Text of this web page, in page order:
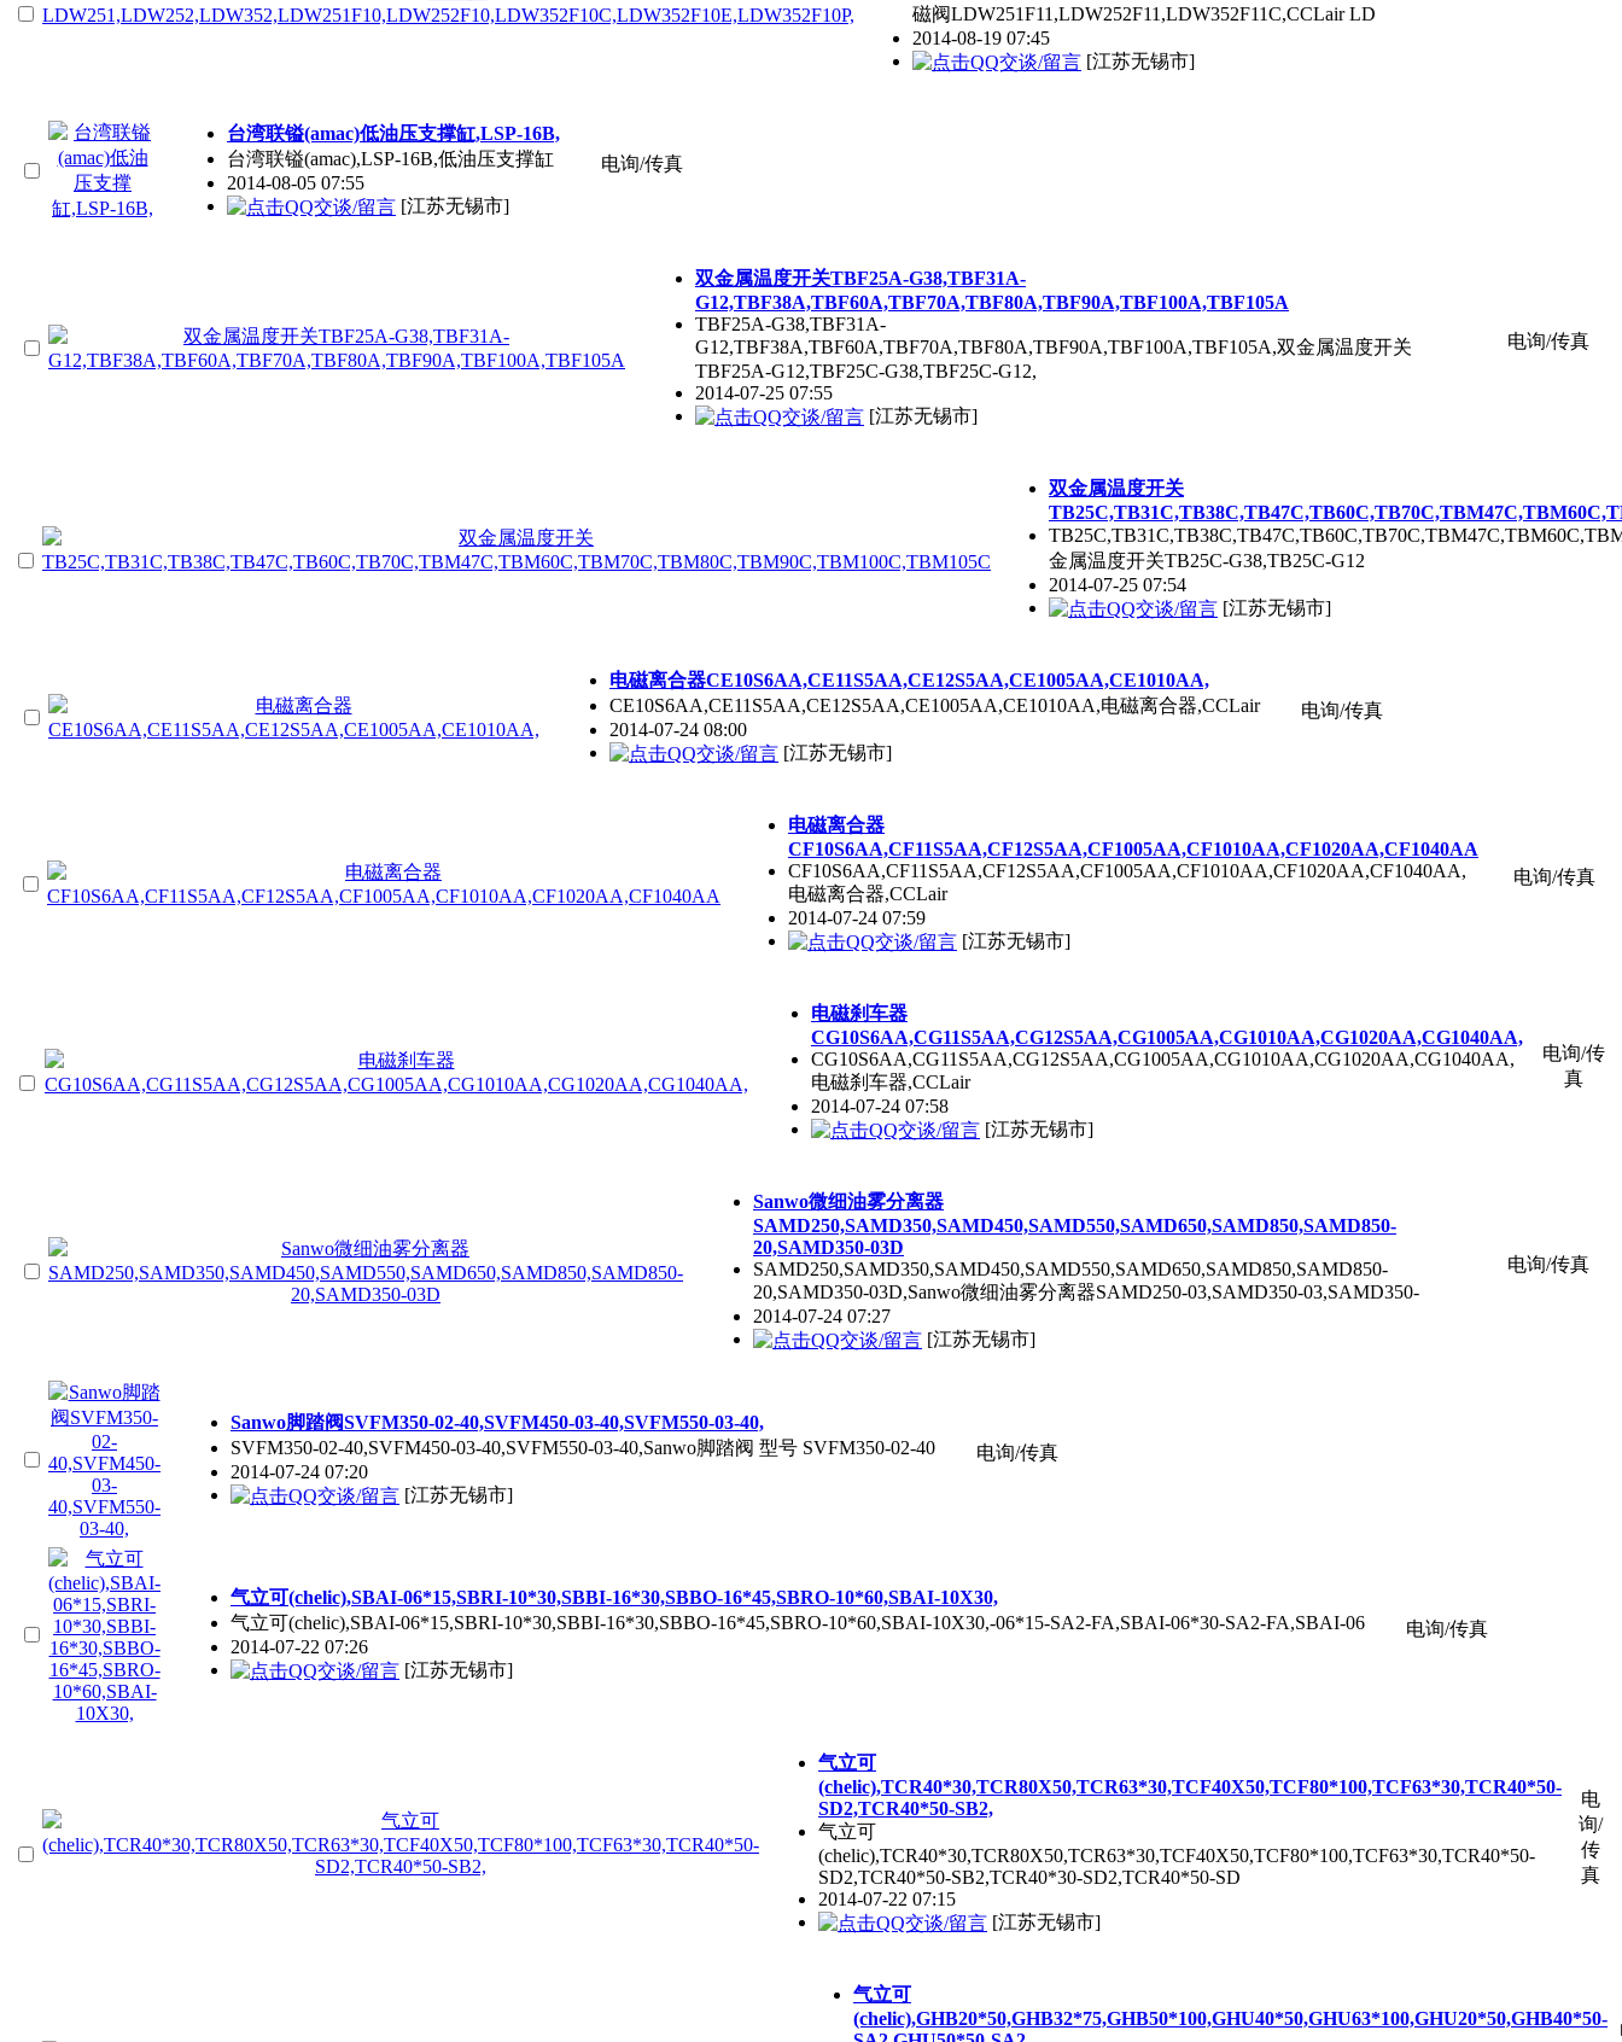
磁阀LDW251F11,LDW252F11,LDW352F11C,CCLair LD
2014-08-19 07:45
[江苏无锡市]
台湾联镒(amac)低油压支撑缸,LSP-16B,
台湾联镒(amac),LSP-16B,低油压支撑缸
2014-08-05 07:55
[江苏无锡市]
电询/传真
双金属温度开关TBF25A-G38,TBF31A-
G12,TBF38A,TBF60A,TBF70A,TBF80A,TBF90A,TBF100A,TBF105A
TBF25A-G38,TBF31A-
G12,TBF38A,TBF60A,TBF70A,TBF80A,TBF90A,TBF100A,TBF105A,双金属温度开关
TBF25A-G12,TBF25C-G38,TBF25C-G12,
2014-07-25 07:55
[江苏无锡市]
电询/传真
双金属温度开关
金属温度开关TB25C-G38,TB25C-G12
2014-07-25 07:54
[江苏无锡市]
电磁离合器CE10S6AA,CE11S5AA,CE12S5AA,CE1005AA,CE1010AA,
CE10S6AA,CE11S5AA,CE12S5AA,CE1005AA,CE1010AA,电磁离合器,CCLair
2014-07-24 08:00
[江苏无锡市]
电询/传真
电磁离合器
CF10S6AA,CF11S5AA,CF12S5AA,CF1005AA,CF1010AA,CF1020AA,CF1040AA
CF10S6AA,CF11S5AA,CF12S5AA,CF1005AA,CF1010AA,CF1020AA,CF1040AA,
电磁离合器,CCLair
2014-07-24 07:59
[江苏无锡市]
电询/传真
电磁刹车器
CG10S6AA,CG11S5AA,CG12S5AA,CG1005AA,CG1010AA,CG1020AA,CG1040AA,
CG10S6AA,CG11S5AA,CG12S5AA,CG1005AA,CG1010AA,CG1020AA,CG1040AA,
电磁刹车器,CCLair
2014-07-24 07:58
[江苏无锡市]
电询/传
真
Sanwo微细油雾分离器
SAMD250,SAMD350,SAMD450,SAMD550,SAMD650,SAMD850,SAMD850-
20,SAMD350-03D
SAMD250,SAMD350,SAMD450,SAMD550,SAMD650,SAMD850,SAMD850-
20,SAMD350-03D,Sanwo微细油雾分离器SAMD250-03,SAMD350-03,SAMD350-
2014-07-24 07:27
[江苏无锡市]
电询/传真
Sanwo脚踏阀SVFM350-02-40,SVFM450-03-40,SVFM550-03-40,
SVFM350-02-40,SVFM450-03-40,SVFM550-03-40,Sanwo脚踏阀 型号 SVFM350-02-40
2014-07-24 07:20
[江苏无锡市]
电询/传真
气立可(chelic),SBAI-06*15,SBRI-10*30,SBBI-16*30,SBBO-16*45,SBRO-10*60,SBAI-10X30,
气立可(chelic),SBAI-06*15,SBRI-10*30,SBBI-16*30,SBBO-16*45,SBRO-10*60,SBAI-10X30,-06*15-SA2-FA,SBAI-06*30-SA2-FA,SBAI-06
2014-07-22 07:26
[江苏无锡市]
电询/传真
气立可
(chelic),TCR40*30,TCR80X50,TCR63*30,TCF40X50,TCF80*100,TCF63*30,TCR40*50-
SD2,TCR40*50-SB2,
气立可
(chelic),TCR40*30,TCR80X50,TCR63*30,TCF40X50,TCF80*100,TCF63*30,TCR40*50-
SD2,TCR40*50-SB2,TCR40*30-SD2,TCR40*50-SD
2014-07-22 07:15
[江苏无锡市]
电
询/
传
真
气立可
(chelic),GHB20*50,GHB32*75,GHB50*100,GHU40*50,GHU63*100,GHU20*50,GHB40*50-